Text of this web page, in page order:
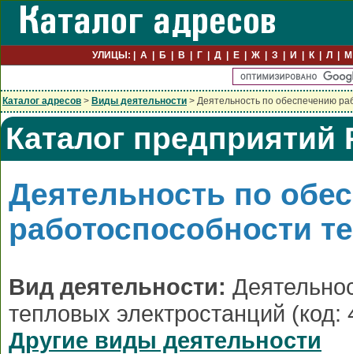
УЛИЦЫ: А Б В Г Д Е Ж З И К Л М
Каталог адресов > Виды деятельности > Деятельность по обеспечению
Каталог предприятий
Деятельность по
работоспособности
Вид деятельности:
тепловых электростанций (код:
Другие виды деятельности